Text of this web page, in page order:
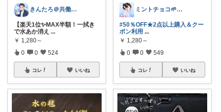
きんたろ＠共働き夫婦の快適な日常
【楽天1位✨MAX半額！一拭き
で水あか消え ...
￥ 1,280～
0 0 524
コレ いいね
ミントチョコ🌱いつもありがとう
#50％OFF★2点以上購入＆クー
ポン利用 ...
￥ 1,280～
0 0 549
コレ いいね